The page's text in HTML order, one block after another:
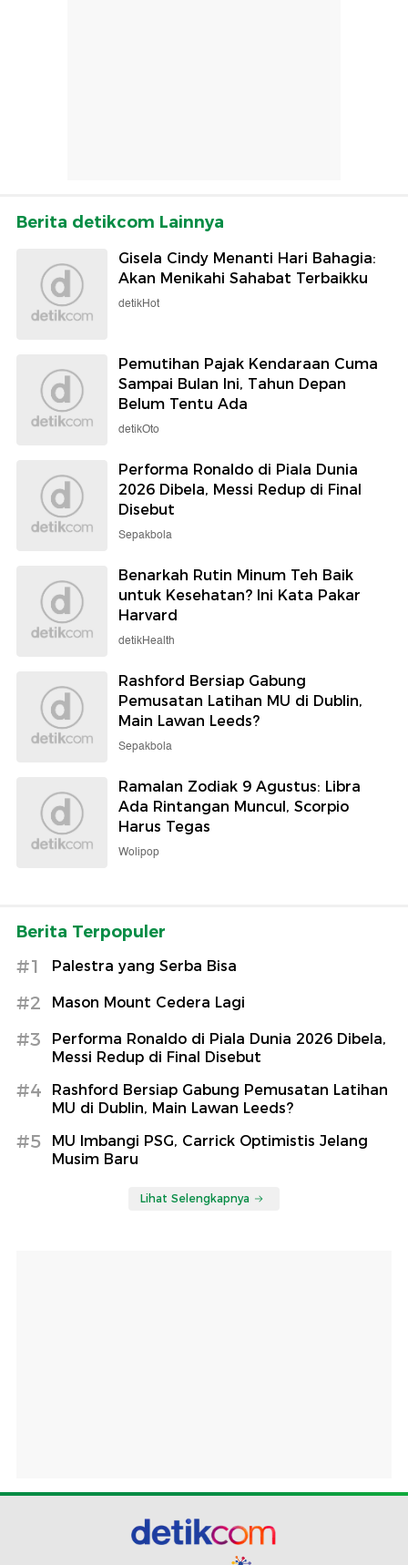
Berita detikcom Lainnya
Gisela Cindy Menanti Hari Bahagia:
Akan Menikahi Sahabat Terbaikku
detikHot
Pemutihan Pajak Kendaraan Cuma
Sampai Bulan Ini, Tahun Depan
Belum Tentu Ada
detikOto
Performa Ronaldo di Piala Dunia
2026 Dibela, Messi Redup di Final
Disebut
Sepakbola
Benarkah Rutin Minum Teh Baik
untuk Kesehatan? Ini Kata Pakar
Harvard
detikHealth
Rashford Bersiap Gabung
Pemusatan Latihan MU di Dublin,
Main Lawan Leeds?
Sepakbola
Ramalan Zodiak 9 Agustus: Libra
Ada Rintangan Muncul, Scorpio
Harus Tegas
Wolipop
Berita Terpopuler
#1 Palestra yang Serba Bisa
#2 Mason Mount Cedera Lagi
#3
Performa Ronaldo di Piala Dunia 2026 Dibela,
Messi Redup di Final Disebut
#4
Rashford Bersiap Gabung Pemusatan Latihan
MU di Dublin, Main Lawan Leeds?
#5
MU Imbangi PSG, Carrick Optimistis Jelang
Musim Baru
Lihat Selengkapnya